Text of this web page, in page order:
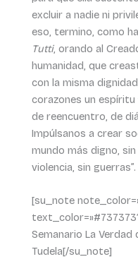
excluir a nadie ni
eso, termino, como
Tutti, orando al
humanidad, que
con la misma
corazones un
de reencuentro, de
Impúlsanos a crear
mundo más digno,
violencia, sin guerras”.
[su_note
Semanario La
Tudela[/su_note]